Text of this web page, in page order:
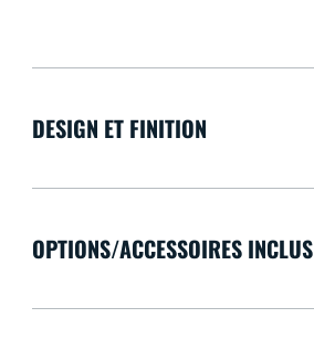
DESIGN ET FINITION
OPTIONS/ACCESSOIRES INCLUS